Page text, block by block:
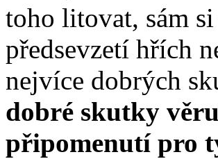
toho litovat, sám
předsevzetí hřích
nejvíce dobrých
dobré skutky
připomenutí pro